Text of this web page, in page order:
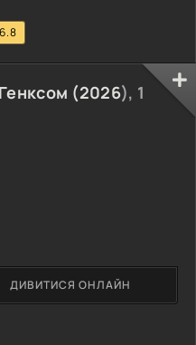
6.8
(2026), 1
ДИВИТИСЯ ОНЛАЙН